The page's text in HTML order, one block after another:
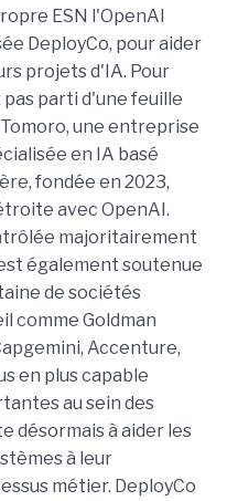
ESN l'OpenAI
DeployCo, pour aider
projets d'IA. Pour
parti d'une feuille
une entreprise
en IA basé
fondée en 2023,
avec OpenAI.
majoritairement
également soutenue
de sociétés
comme Goldman
Accenture,
en plus capable
au sein des
désormais à aider les
à leur
métier. DeployCo